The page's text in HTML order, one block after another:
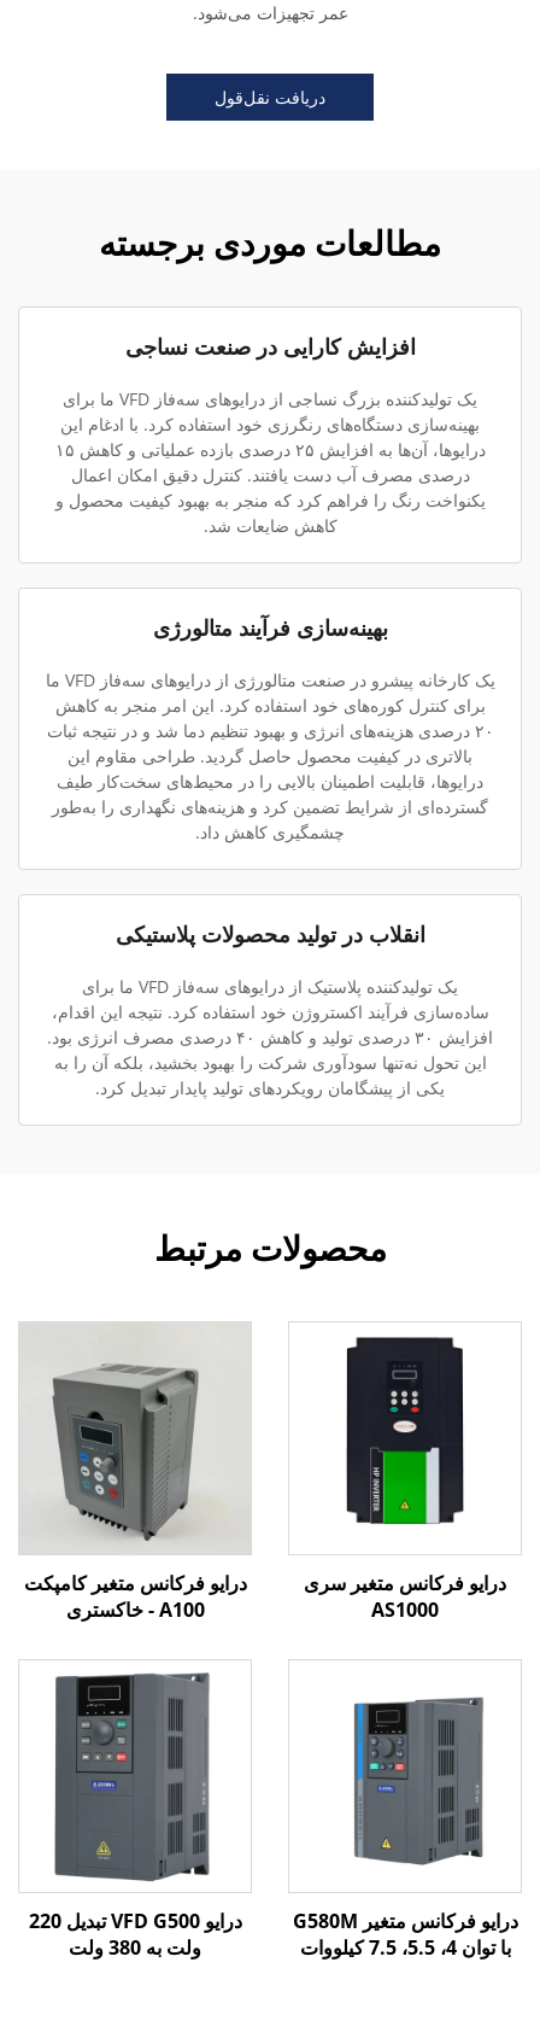
عمر تجهیزات می‌شود.
دریافت نقل‌قول
مطالعات موردی برجسته
افزایش کارایی در صنعت نساجی
یک تولیدکننده بزرگ نساجی از درایوهای سه‌فاز VFD ما برای
بهینه‌سازی دستگاه‌های رنگرزی خود استفاده کرد. با ادغام این
درایوها، آن‌ها به افزایش ۲۵ درصدی بازده عملیاتی و کاهش ۱۵
درصدی مصرف آب دست یافتند. کنترل دقیق امکان اعمال
یکنواخت رنگ را فراهم کرد که منجر به بهبود کیفیت محصول و
کاهش ضایعات شد.
بهینه‌سازی فرآیند متالورژی
یک کارخانه پیشرو در صنعت متالورژی از درایوهای سه‌فاز VFD ما
برای کنترل کوره‌های خود استفاده کرد. این امر منجر به کاهش
۲۰ درصدی هزینه‌های انرژی و بهبود تنظیم دما شد و در نتیجه ثبات
بالاتری در کیفیت محصول حاصل گردید. طراحی مقاوم این
درایوها، قابلیت اطمینان بالایی را در محیط‌های سخت‌کار طیف
گسترده‌ای از شرایط تضمین کرد و هزینه‌های نگهداری را به‌طور
چشمگیری کاهش داد.
انقلاب در تولید محصولات پلاستیکی
یک تولیدکننده پلاستیک از درایوهای سه‌فاز VFD ما برای
ساده‌سازی فرآیند اکستروژن خود استفاده کرد. نتیجه این اقدام،
افزایش ۳۰ درصدی تولید و کاهش ۴۰ درصدی مصرف انرژی بود.
این تحول نه‌تنها سودآوری شرکت را بهبود بخشید، بلکه آن را به
یکی از پیشگامان رویکردهای تولید پایدار تبدیل کرد.
محصولات مرتبط
درایو فرکانس متغیر سری
AS1000
درایو فرکانس متغیر کامپکت
A100 - خاکستری
درایو فرکانس متغیر G580M
با توان 4، 5.5، 7.5 کیلووات
درایو VFD G500 تبدیل 220
ولت به 380 ولت